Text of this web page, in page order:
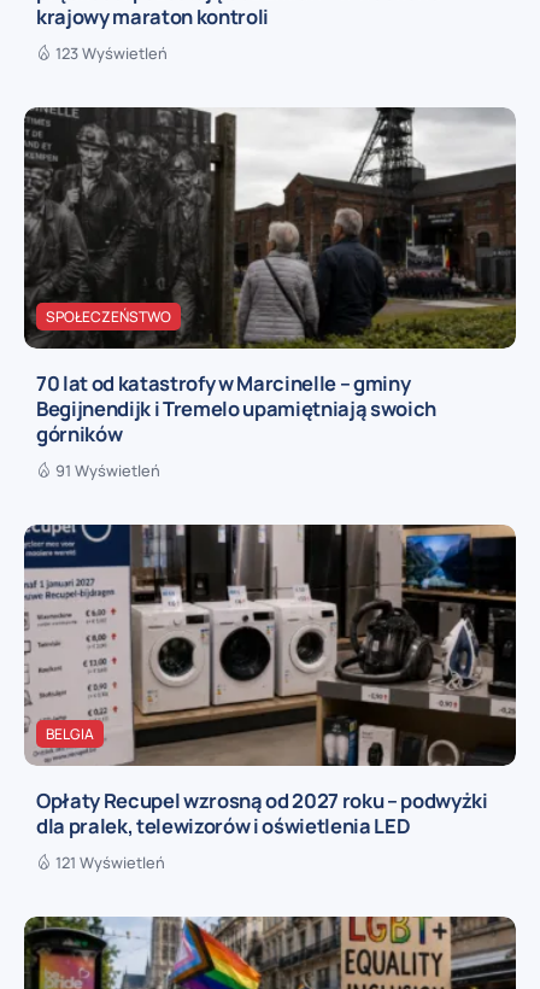
krajowy maraton kontroli
123 Wyświetleń
SPOŁECZEŃSTWO
70 lat od katastrofy w Marcinelle – gminy
Begijnendijk i Tremelo upamiętniają swoich
górników
91 Wyświetleń
BELGIA
Opłaty Recupel wzrosną od 2027 roku – podwyżki
dla pralek, telewizorów i oświetlenia LED
121 Wyświetleń